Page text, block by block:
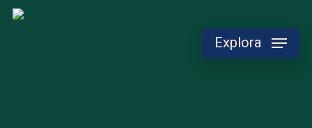
Skip
Explora